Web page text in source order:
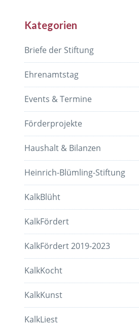
Kategorien
Briefe der Stiftung
Ehrenamtstag
Events & Termine
Förderprojekte
Haushalt & Bilanzen
Heinrich-Blümling-Stiftung
KalkBlüht
KalkFördert
KalkFördert 2019-2023
KalkKocht
KalkKunst
KalkLiest